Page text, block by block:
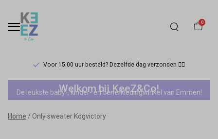
0
Voor 15:00 uur besteld? Dezelfde dag verzonden 🏃‍♀️
Only
sweater
Kogvictory
Welkom bij KeeZ&Co!
De leukste baby-, kinder- en tienerkledingwinkel van Emmen!
Home Only sweater Kogvictory